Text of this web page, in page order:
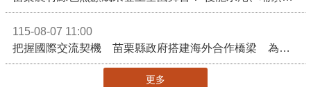
115-08-07 11:00
把握國際交流契機 苗栗縣政府搭建海外合作橋梁 為在地產業爭取更多國際市場機會
更多